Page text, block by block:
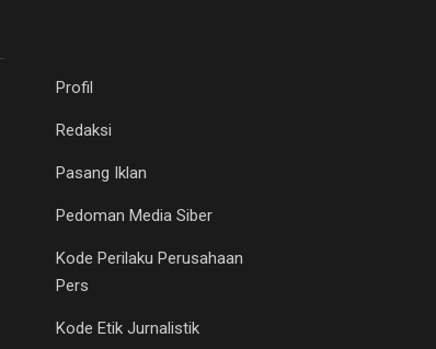
Profil
Redaksi
Pasang Iklan
Pedoman Media Siber
Kode Perilaku Perusahaan
Pers
Kode Etik Jurnalistik